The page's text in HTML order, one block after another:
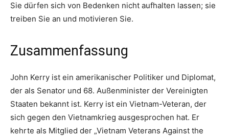
Sie dürfen sich von Bedenken nicht aufhalten lassen; sie
treiben Sie an und motivieren Sie.
Zusammenfassung
John Kerry ist ein amerikanischer Politiker und Diplomat,
der als Senator und 68. Außenminister der Vereinigten
Staaten bekannt ist. Kerry ist ein Vietnam-Veteran, der
sich gegen den Vietnamkrieg ausgesprochen hat. Er
kehrte als Mitglied der „Vietnam Veterans Against the